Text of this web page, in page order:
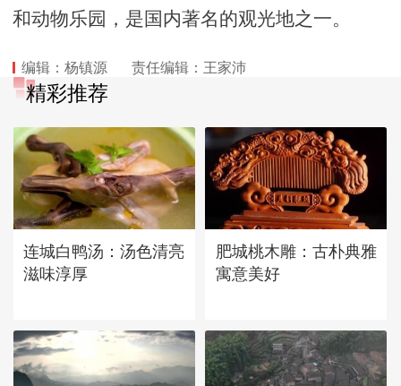
和动物乐园，是国内著名的观光地之一。
编辑：杨镇源 责任编辑：王家沛
精彩推荐
连城白鸭汤：汤色清亮
滋味淳厚
肥城桃木雕：古朴典雅
寓意美好